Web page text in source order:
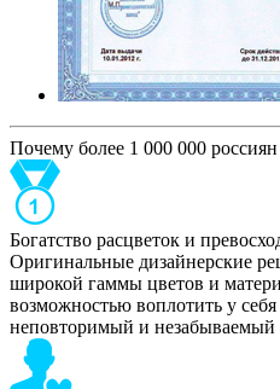
Почему более 1 000 000
Богатство расцветок и
Оригинальные дизайнерские
широкой гаммы цветов и
возможностью воплотить у
неповторимый и незабываемый